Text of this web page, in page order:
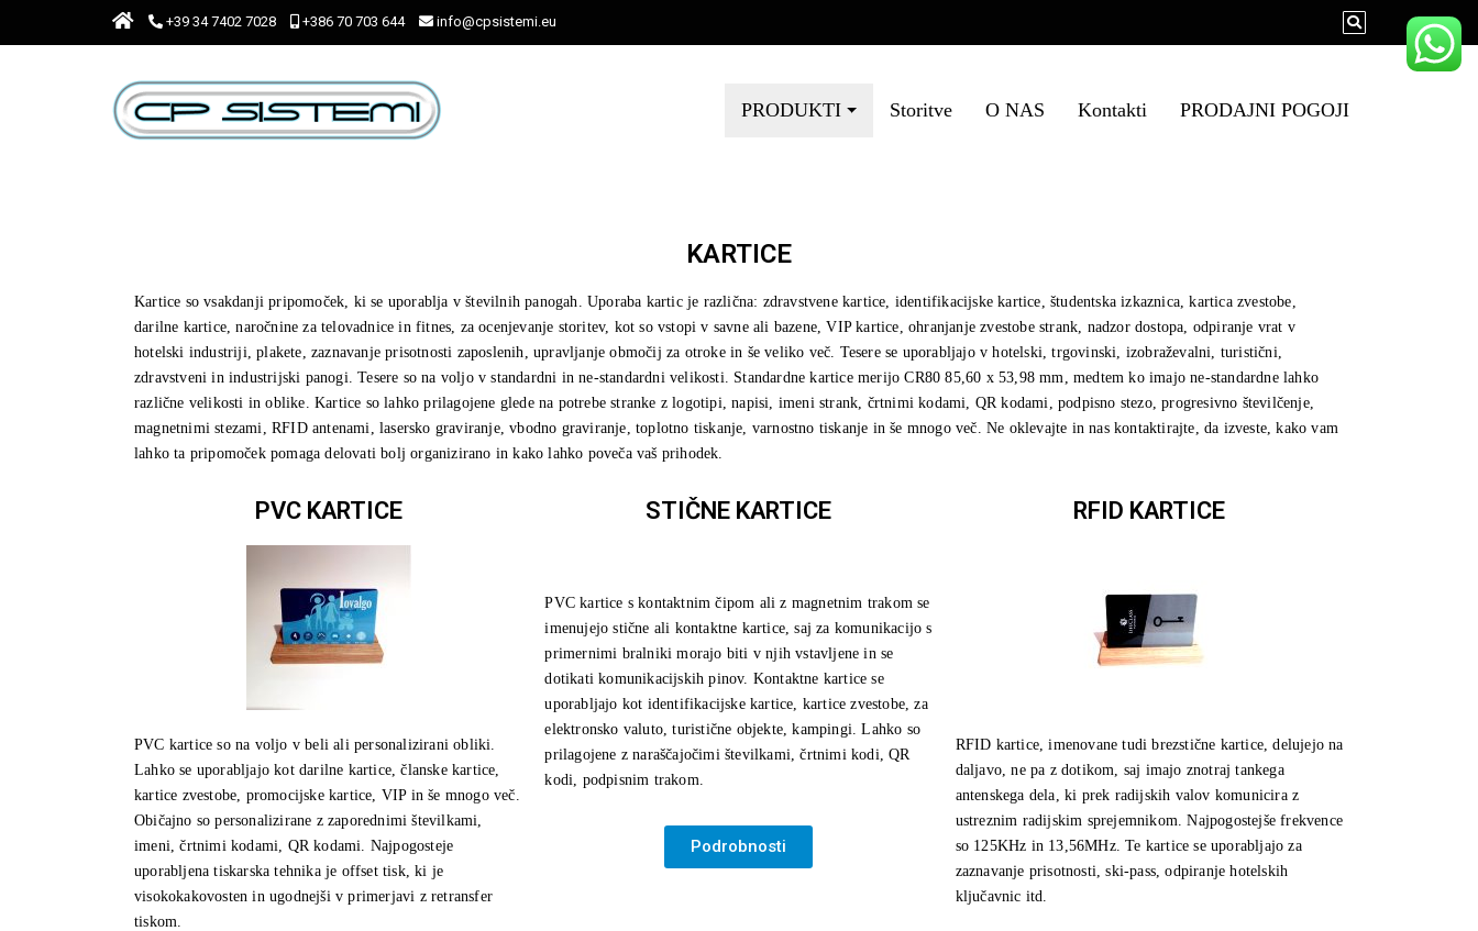
+39 34 7402 7028 +386 70 703 644 info@cpsistemi.eu
PRODUKTI Storitve O NAS Kontakti PRODAJNI POGOJI
KARTICE
Kartice so vsakdanji pripomoček, ki se uporablja v številnih panogah. Uporaba kartic je različna: zdravstvene kartice, identifikacijske kartice, študentska izkaznica, kartica zvestobe,
darilne kartice, naročnine za telovadnice in fitnes, za ocenjevanje storitev, kot so vstopi v savne ali bazene, VIP kartice, ohranjanje zvestobe strank, nadzor dostopa, odpiranje vrat v
hotelski industriji, plakete, zaznavanje prisotnosti zaposlenih, upravljanje območij za otroke in še veliko več. Tesere se uporabljajo v hotelski, trgovinski, izobraževalni, turistični,
zdravstveni in industrijski panogi. Tesere so na voljo v standardni in ne-standardni velikosti. Standardne kartice merijo CR80 85,60 x 53,98 mm, medtem ko imajo ne-standardne lahko
različne velikosti in oblike. Kartice so lahko prilagojene glede na potrebe stranke z logotipi, napisi, imeni strank, črtnimi kodami, QR kodami, podpisno stezo, progresivno številčenje,
magnetnimi stezami, RFID antenami, lasersko graviranje, vbodno graviranje, toplotno tiskanje, varnostno tiskanje in še mnogo več. Ne oklevajte in nas kontaktirajte, da izveste, kako vam
lahko ta pripomoček pomaga delovati bolj organizirano in kako lahko poveča vaš prihodek.
PVC KARTICE
PVC kartice so na voljo v beli ali personalizirani obliki.
Lahko se uporabljajo kot darilne kartice, članske kartice,
kartice zvestobe, promocijske kartice, VIP in še mnogo več.
Običajno so personalizirane z zaporednimi številkami,
imeni, črtnimi kodami, QR kodami. Najpogosteje
uporabljena tiskarska tehnika je offset tisk, ki je
visokokakovosten in ugodnejši v primerjavi z retransfer
tiskom.
STIČNE KARTICE
PVC kartice s kontaktnim čipom ali z magnetnim trakom se
imenujejo stične ali kontaktne kartice, saj za komunikacijo s
primernimi bralniki morajo biti v njih vstavljene in se
dotikati komunikacijskih pinov. Kontaktne kartice se
uporabljajo kot identifikacijske kartice, kartice zvestobe, za
elektronsko valuto, turistične objekte, kampingi. Lahko so
prilagojene z naraščajočimi številkami, črtnimi kodi, QR
kodi, podpisnim trakom.
Podrobnosti
RFID KARTICE
RFID kartice, imenovane tudi brezstične kartice, delujejo na
daljavo, ne pa z dotikom, saj imajo znotraj tankega
antenskega dela, ki prek radijskih valov komunicira z
ustreznim radijskim sprejemnikom. Najpogostejše frekvence
so 125KHz in 13,56MHz. Te kartice se uporabljajo za
zaznavanje prisotnosti, ski-pass, odpiranje hotelskih
ključavnic itd.